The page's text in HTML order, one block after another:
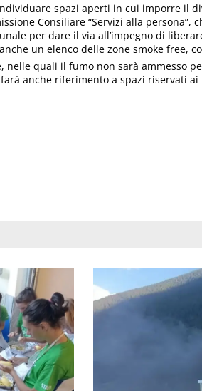
spazi aperti in cui imporre il
Consiliare “Servizi alla persona”,
per dare il via all’impegno di
un elenco delle zone smoke free,
quali il fumo non sarà ammesso
anche riferimento a spazi riservati